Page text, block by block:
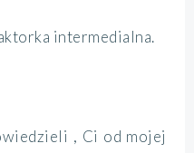
intermedialna.
, Ci od mojej